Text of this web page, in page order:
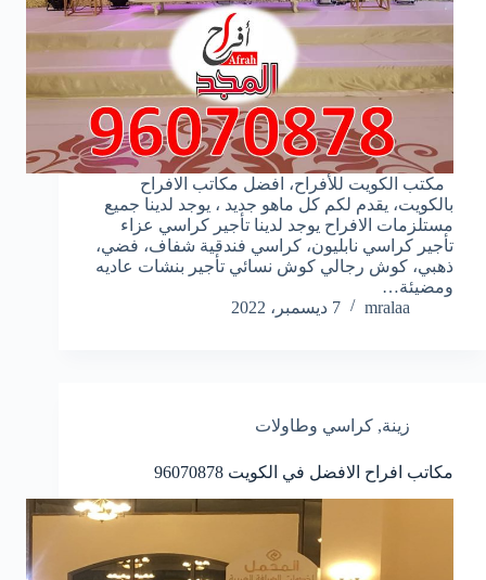
مكتب الكويت للأفراح، افضل مكاتب الافراح
بالكويت، يقدم لكم كل ماهو جديد ، يوجد لدينا جميع
مستلزمات الافراح يوجد لدينا تأجير كراسي عزاء
تأجير كراسي نابليون، كراسي فندقية شفاف، فضي،
ذهبي، كوش رجالي كوش نسائي تأجير بنشات عاديه
ومضيئة…
mralaa
7 ديسمبر، 2022
زينة, كراسي وطاولات
مكاتب افراح الافضل في الكويت 96070878